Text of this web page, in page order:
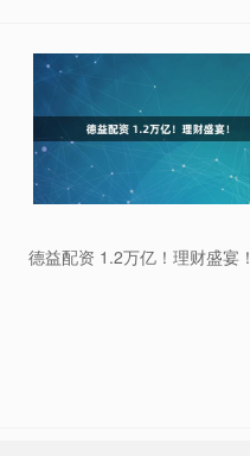
德益配资 1.2万亿！理财盛宴！